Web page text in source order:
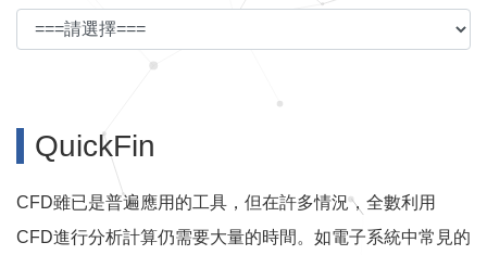
QuickFin
CFD雖已是普遍應用的工具，但在許多情況，全數利用
CFD進行分析計算仍需要大量的時間。如電子系統中常見的